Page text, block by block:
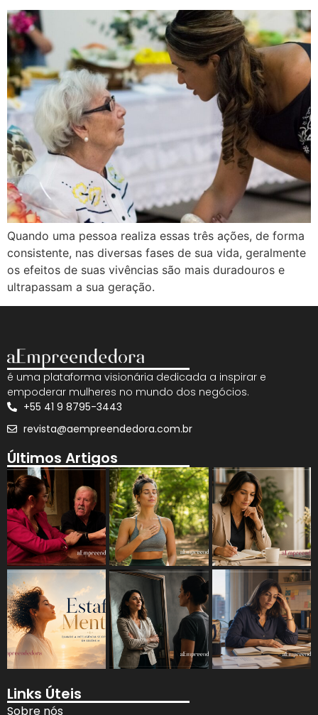
Quando uma pessoa realiza essas três ações, de forma
consistente, nas diversas fases de sua vida, geralmente
os efeitos de suas vivências são mais duradouros e
ultrapassam a sua geração.
é uma plataforma visionária dedicada a inspirar e
empoderar mulheres no mundo dos negócios.
+55 41 9 8795-3443
revista@aempreendedora.com.br
Últimos Artigos
Links Úteis
Sobre nós